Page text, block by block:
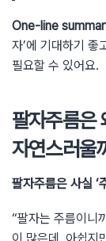
One-line
자’에 기대하기 좋
필요할 수 있어요.
팔자주름은
자연스러울
팔자주름은 사실 ‘
“팔자는 주름이니